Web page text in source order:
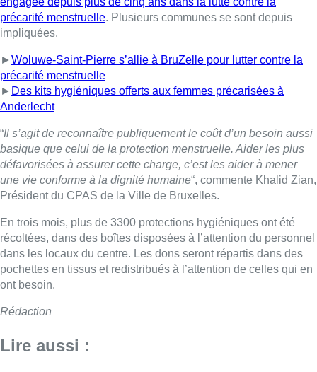
précarité menstruelle. Plusieurs communes se sont depuis
impliquées.
► Woluwe-Saint-Pierre s’allie à BruZelle pour lutter contre la
précarité menstruelle
► Des kits hygiéniques offerts aux femmes précarisées à
Anderlecht
“Il s’agit de reconnaître publiquement le coût d’un besoin aussi
basique que celui de la protection menstruelle. Aider les plus
défavorisées à assurer cette charge, c’est les aider à mener
une vie conforme à la dignité humaine“, commente Khalid Zian,
Président du CPAS de la Ville de Bruxelles.
En trois mois, plus de 3300 protections hygiéniques ont été
récoltées, dans des boîtes disposées à l’attention du personnel
dans les locaux du centre. Les dons seront répartis dans des
pochettes en tissus et redistribués à l’attention de celles qui en
ont besoin.
Rédaction
Lire aussi :